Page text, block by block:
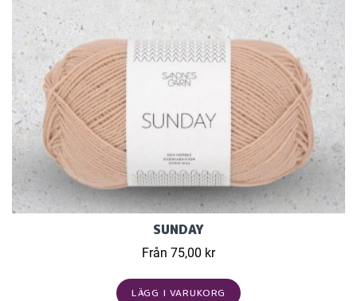
SUNDAY
Från 75,00 kr
LÄGG I VARUKORG